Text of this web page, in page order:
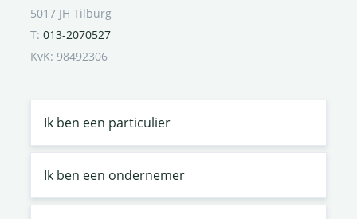
5017 JH Tilburg
T: 013-2070527
KvK: 98492306
Ik ben een particulier
Ik ben een ondernemer